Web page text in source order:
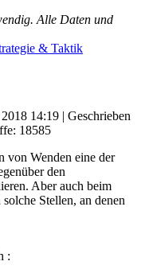
Alle Daten und
& Taktik
14:19 | Geschrieben
18585
von Wenden eine der
den
Aber auch beim
Stellen, an denen
: